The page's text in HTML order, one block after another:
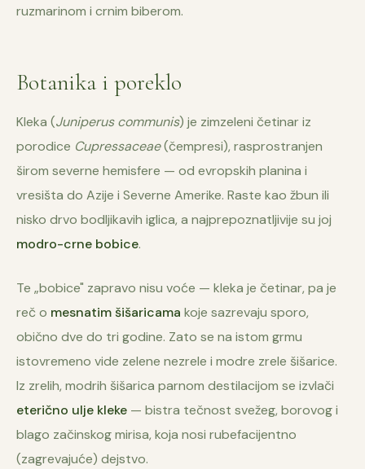
ruzmarinom i crnim biberom.
Botanika i poreklo
Kleka (Juniperus communis) je zimzeleni četinar iz
porodice Cupressaceae(čempresi), rasprostranjen
širom severne hemisfere — od evropskih planina i
vresišta do Azije i Severne Amerike. Raste kao žbun ili
nisko drvo bodljikavih iglica, a najprepoznatljivije su joj
modro-crne bobice.
Te „bobice" zapravo nisu voće — kleka je četinar, pa je
reč o mesnatim šišaricama koje sazrevaju sporo,
obično dve do tri godine. Zato se na istom grmu
istovremeno vide zelene nezrele i modre zrele šišarice.
Iz zrelih, modrih šišarica parnom destilacijom se izvlači
eterično ulje kleke — bistra tečnost svežeg, borovog i
blago začinskog mirisa, koja nosi rubefacijentno
(zagrevajuće) dejstvo.